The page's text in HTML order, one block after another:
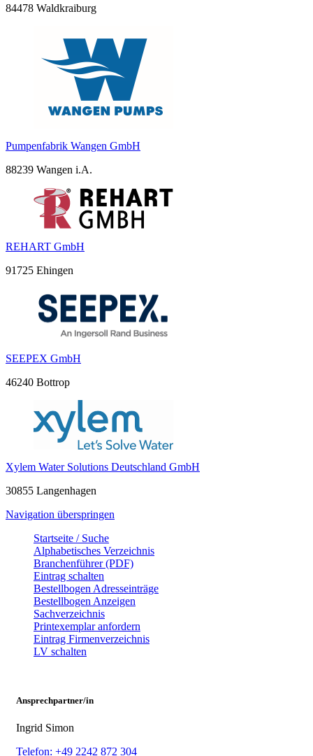
84478 Waldkraiburg
Pumpenfabrik Wangen GmbH
88239 Wangen i.A.
REHART GmbH
91725 Ehingen
SEEPEX GmbH
46240 Bottrop
Xylem Water Solutions Deutschland GmbH
30855 Langenhagen
Navigation überspringen
Startseite / Suche
Alphabetisches Verzeichnis
Branchenführer (PDF)
Eintrag schalten
Bestellbogen Adresseinträge
Bestellbogen Anzeigen
Sachverzeichnis
Printexemplar anfordern
Eintrag Firmenverzeichnis
LV schalten
Ansprechpartner/in
Ingrid Simon
Telefon: +49 2242 872 304